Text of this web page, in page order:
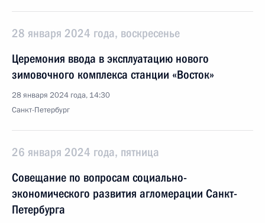
28 января 2024 года, воскресенье
Церемония ввода в эксплуатацию нового
зимовочного комплекса станции «Восток»
28 января 2024 года, 14:30
Санкт-Петербург
26 января 2024 года, пятница
Совещание по вопросам социально-
экономического развития агломерации Санкт-
Петербурга